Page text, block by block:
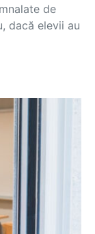
de
dacă elevii au